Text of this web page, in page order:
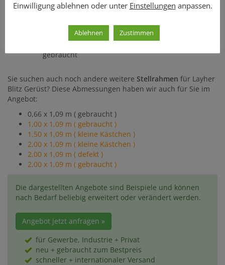
Enthaltene Komponenten
Artikelbezeichnung
gebraucht
Sie suchen auch noch andere weitere Stellrahmen für Layher
Blitz Gerüst? Diese Abmessungen haben wir auch für Sie im
Angebot:
0,66 x 1,09 m ( gebraucht )
1,00 x 1,09 m ( gebraucht )
1,50 x 1,09 m ( kleine Kästchen )
2,00 x 1,09 m ( kleine Kästchen )
2,00 x 1,09 m ( defekt )
2,00 x 1,09 m ( gebraucht )
Die dargestellten Angebote sind Beispiele und können
nach Bedarf beliebig erweitert oder verändert werden.
Angebot jetzt anfragen »
für Gewerbe, Industrie + Privat
neu + gebraucht zum Bestpreis
schneller + internationaler Versand
Einwilligung ablehnen oder unter Einstellungen anpassen.
Ablehnen Zustimmen